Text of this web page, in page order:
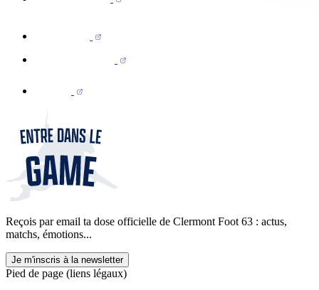
Reçois par email ta dose officielle de Clermont Foot 63 : actus,
matchs, émotions...
Je m'inscris à la newsletter
Pied de page (liens légaux)